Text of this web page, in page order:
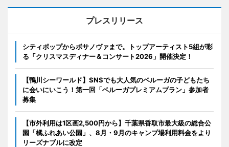
プレスリリース
シティポップからボサノヴァまで。トップアーティスト5組が彩
る「クリスマスディナー＆コンサート2026」開催決定！
【鴨川シーワールド】SNSでも大人気のベルーガの子どもたち
に会いにいこう！第一回「ベルーガプレミアムプラン」参加者
募集
【市外利用は1区画2,500円から】千葉県香取市最大級の総合公
園「橘ふれあい公園」、8月・9月のキャンプ場利用料金をより
リーズナブルに改定